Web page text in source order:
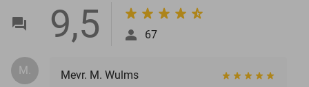
9,5 67
M. Mevr. M. Wulms